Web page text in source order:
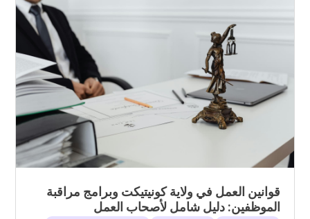
قوانين العمل في ولاية كونيتيكت وبرامج مراقبة
الموظفين: دليل شامل لأصحاب العمل